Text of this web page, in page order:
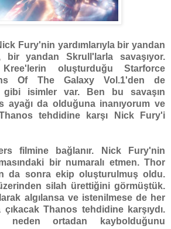
Fury'nin yardımlarıyla bir yandan
bir yandan Skrull'larla savaşıyor.
oluşturduğu Starforce
Of The Galaxy Vol.1'den de
gibi isimler var. Ben bu savaşın
ayağı da olduğuna inanıyorum ve
tehdidine karşı Nick Fury'i
filmine bağlanır. Nick Fury'nin
bir numaralı etmen. Thor
da sonra ekip oluşturulmuş oldu.
silah ürettiğini görmüştük.
algılansa ve istenilmese de her
Thanos tehdidine karşıydı.
neden ortadan kaybolduğunu